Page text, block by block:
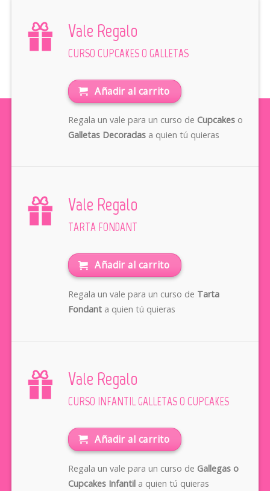
Vale Regalo
CURSO CUPCAKES O GALLETAS
Añadir al carrito
Regala un vale para un curso de Cupcakeso
Galletas Decoradasa quien tú quieras
Vale Regalo
TARTA FONDANT
Añadir al carrito
Regala un vale para un curso de Tarta
Fondanta quien tú quieras
Vale Regalo
CURSO INFANTIL GALLETAS O CUPCAKES
Añadir al carrito
Regala un vale para un curso de Gallegas o
Cupcakes Infantila quien tú quieras